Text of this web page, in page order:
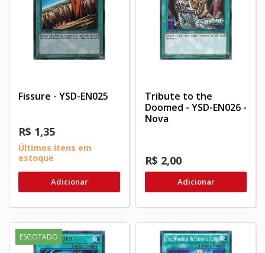
Fissure - YSD-EN025
R$ 1,35
Últimos itens em
estoque
Adicionar
Tribute to the
Doomed - YSD-EN026 -
Nova
R$ 2,00
Adicionar
ESGOTADO